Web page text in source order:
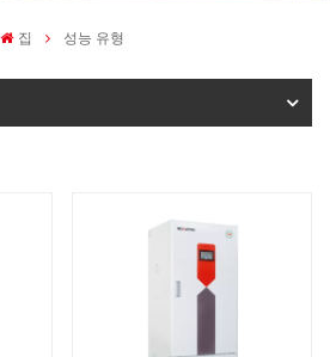
집 성능 유형